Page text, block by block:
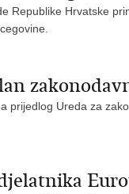
Republike Hrvatske
prijedlog Ureda za